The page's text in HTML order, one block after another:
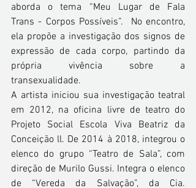
aborda o tema “Meu Lugar de Fala
Trans - Corpos Possíveis”.  No encontro,
ela propõe a investigação dos signos de
expressão de cada corpo, partindo da
própria vivência sobre a
transexualidade.
A artista iniciou sua investigação teatral
em 2012, na oficina livre de teatro do
Projeto Social Escola Viva Beatriz da
Conceição ll. De 2014 à 2018, integrou o
elenco do grupo “Teatro de Sala”, com
direção de Murilo Gussi. Integra o elenco
de “Vereda da Salvação”, da Cia.